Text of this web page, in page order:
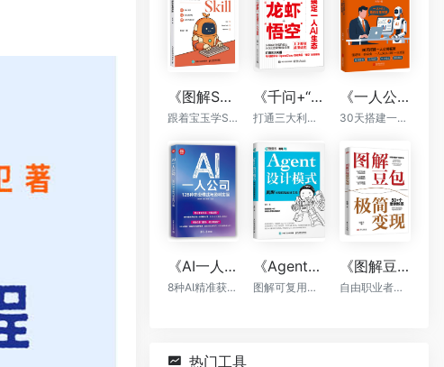
《图解Skill：AI提效实战指南》
跟着宝玉学Skill，让你的AI自动出活
《千问+“龙虾”+“悟空”：轻松搞定一人AI生态》
打通三大利器，千问提示词，OpenClaw自动执行，“悟空”全能落地
《一人公司：AI时代普通人的财富新风口》
30天搭建一人公司框架
《AI一人公司：128种商业模式与盈利实操》
8种AI精准获客方法+全程运营辅助，让你一个人活成一支团队
《Agent设计模式》
图解可复用智能体架构
《图解豆包极简变现》
自由职业者的AI赚钱手册
热门工具